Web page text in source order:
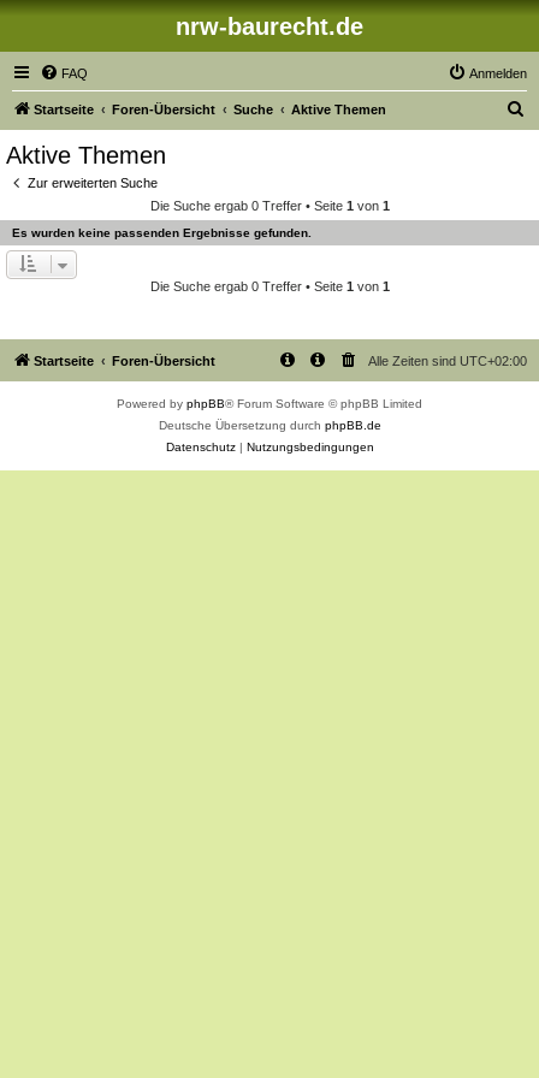
nrw-baurecht.de
FAQ Anmelden
Startseite Foren-Übersicht Suche Aktive Themen
e
Aktive Themen
Zur erweiterten Suche
Die Suche ergab 0 Treffer • Seite 1 von 1
Es wurden keine passenden Ergebnisse gefunden.
Die Suche ergab 0 Treffer • Seite 1 von 1
Startseite Foren-Übersicht Alle Zeiten sind UTC+02:00
Powered by phpBB® Forum Software © phpBB Limited
Deutsche Übersetzung durch phpBB.de
Datenschutz| Nutzungsbedingungen